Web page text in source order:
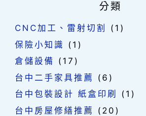
分類
CNC加工、雷射切割
(1)
保險小知識 (1)
倉儲設備
(17)
台中二手家具推薦
(6)
台中包裝設計 紙盒印刷
(1)
台中房屋修繕推薦
(20)